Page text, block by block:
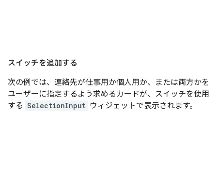
スイッチを追加する
次の例では、連絡先が仕事用か個人用か、または両方かを
ユーザーに指定するよう求めるカードが、スイッチを使用
する SelectionInput ウィジェットで表示されます。